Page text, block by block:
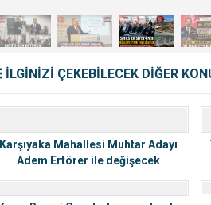
İLGİNİZİ ÇEKEBİLECEK DİĞER
Karşıyaka Mahallesi Muhtar Adayı
Adem Ertörer ile değişecek